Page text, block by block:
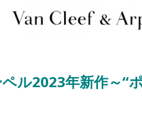
ル2023年新作～“